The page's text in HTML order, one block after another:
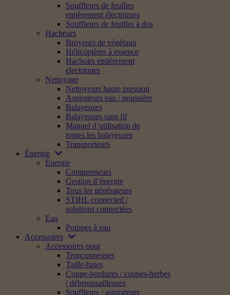
Souffleurs de feuilles
entièrement électriques
Souffleurs de feuilles à dos
Hacheurs
Broyeurs de végétaux
Hélicoptères à essence
Hachoirs entièrement
électriques
Nettoyage
Nettoyeurs haute pression
Aspirateurs eau / poussière
Balayeuses
Balayeuses sans fil
Manuel d’utilisation de
toutes les balayeuses
Transporteurs
Énergie
Énergie
Compresseurs
Gestion d’énergie
Tous les générateurs
STIHL connected /
solutions connectées
Eau
Pompes à eau
Accessoires
Accessoires pour
Tronçonneuses
Taille-haies
Coupe-bordures / coupes-herbes
/ débroussailleuses
Souffleurs / aspirateurs